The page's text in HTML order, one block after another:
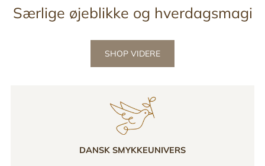
Særlige øjeblikke og hverdagsmagi
SHOP VIDERE
DANSK SMYKKEUNIVERS